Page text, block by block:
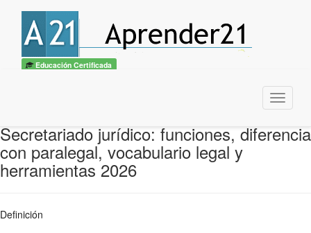
Educación Certificada
Menu
Secretariado jurídico: funciones, diferencia
con paralegal, vocabulario legal y
herramientas 2026
Definición